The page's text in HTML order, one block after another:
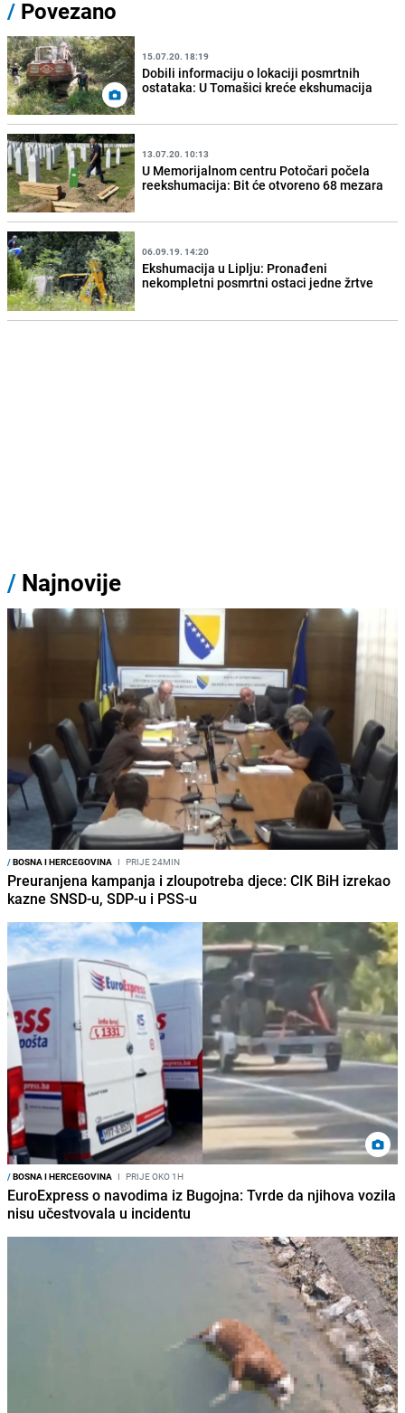
/ Povezano
15.07.20. 18:19
Dobili informaciju o lokaciji posmrtnih
ostataka: U Tomašici kreće ekshumacija
13.07.20. 10:13
U Memorijalnom centru Potočari počela
reekshumacija: Bit će otvoreno 68 mezara
06.09.19. 14:20
Ekshumacija u Liplju: Pronađeni
nekompletni posmrtni ostaci jedne žrtve
/ Najnovije
/BOSNA I HERCEGOVINA I PRIJE 24MIN
Preuranjena kampanja i zloupotreba djece: CIK BiH izrekao
kazne SNSD-u, SDP-u i PSS-u
/BOSNA I HERCEGOVINA I PRIJE OKO 1H
EuroExpress o navodima iz Bugojna: Tvrde da njihova vozila
nisu učestvovala u incidentu